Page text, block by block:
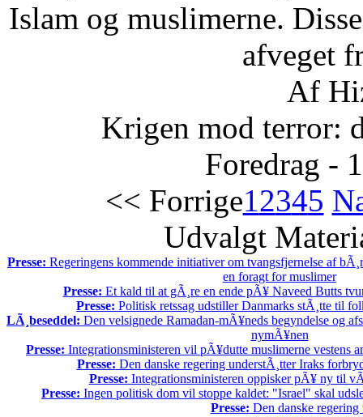
Islam og muslimerne.
afveget
Af
Krigen mod terror:
Foredrag -
<< Forrige12345
Udvalgt
Presse: Regeringens kommende initiativer om tvangsfjernelse af
en foragt for muslimer
Presse: Et kald til at gÃ¸re en ende pÃ¥ Naveed Butts
Presse: Politisk retssag udstiller Danmarks stÃ¸tte til
LÃ¸beseddel: Den velsignede Ramadan-mÃ¥neds begyndelse og
nymÃ¥nen
Presse: Integrationsministeren vil pÃ¥dutte muslimerne vestens
Presse: Den danske regering understÃ¸tter Iraks
Presse: Integrationsministeren oppisker pÃ¥ ny til
Presse: Ingen politisk dom vil stoppe kaldet: "Israel" skal
Presse: Den danske